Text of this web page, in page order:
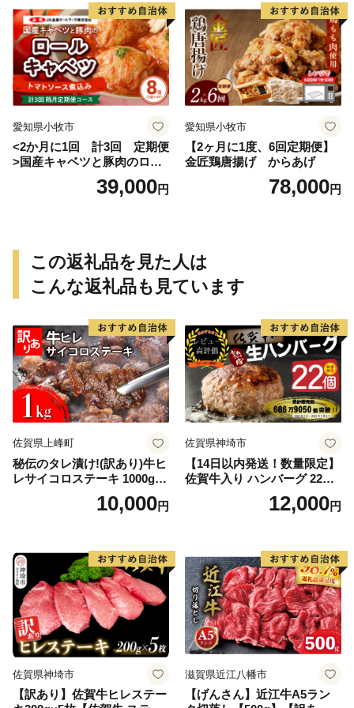
愛知県小牧市
<2か月に1回 計3回 定期便
>国産キャベツと豚肉のロー
ルキャベツ（4P入り）
39,000円
愛知県小牧市
【2ヶ月に1度、6回定期便】
金匠鶏唐揚げ からあげ
78,000円
この返礼品を見た人は
こんな返礼品も見ています
佐賀県上峰町
秘伝のタレ漬け!(訳あり)牛ヒ
レサイコロステーキ 1000g
10,000円
佐賀県神埼市
【14日以内発送！数量限定】
佐賀牛入り ハンバーグ 22個
2.6kg(120g×22個)【佐賀牛
黒毛和牛 ブランド牛 九州 ハ
気】(H083106)
12,000円
佐賀県神埼市
【訳あり】佐賀牛ヒレステー
滋賀県近江八幡市
【げんさん】近江牛A5ラン